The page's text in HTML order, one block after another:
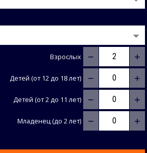
Взрослых − +
Детей (от 12 до 18 лет) − +
Детей (от 2 до 11 лет) − +
Младенец (до 2 лет) − +